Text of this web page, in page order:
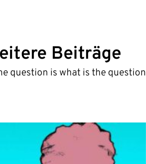
Beiträge
question is what is the question